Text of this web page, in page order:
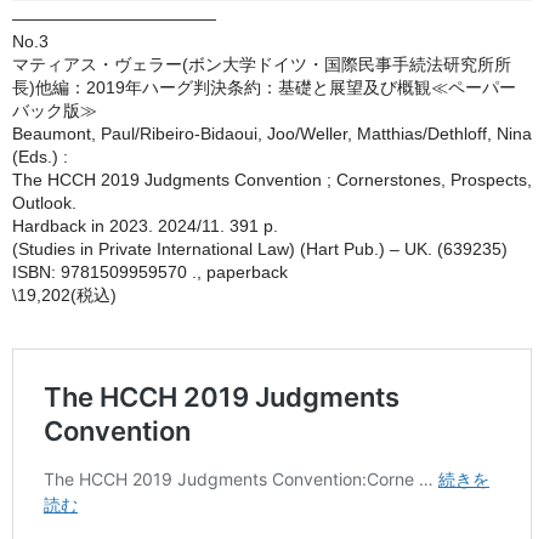
————————————
No.3
マティアス・ヴェラー(ボン大学ドイツ・国際民事手続法研究所所
長)他編：2019年ハーグ判決条約：基礎と展望及び概観≪ペーパー
バック版≫
Beaumont, Paul/Ribeiro-Bidaoui, Joo/Weller, Matthias/Dethloff, Nina
(Eds.) :
The HCCH 2019 Judgments Convention ; Cornerstones, Prospects,
Outlook.
Hardback in 2023. 2024/11. 391 p.
(Studies in Private International Law) (Hart Pub.) – UK. (639235)
ISBN: 9781509959570 ., paperback
\19,202(税込)